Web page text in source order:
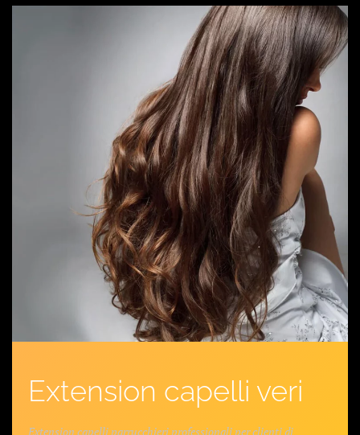
Extension capelli veri
Extension capelli parrucchieri professionali per clienti di